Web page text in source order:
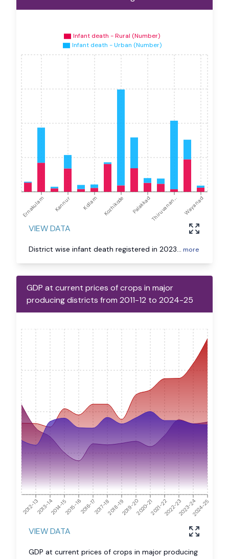
Ernakulam Kannur Kollam Kozhikode PalakkadThiruvanan... Wayanad
Infant death - Rural (Number)
Infant death - Urban (Number)
VIEW DATA
District wise infant death registered in 2023... more
GDP at current prices of crops in major
producing districts from 2011-12 to 2024-25
2012-132013-142014-152015-162016-172017-182018-192019-202020-212021-222022-232023-242024-25
VIEW DATA
GDP at current prices of crops in major producing